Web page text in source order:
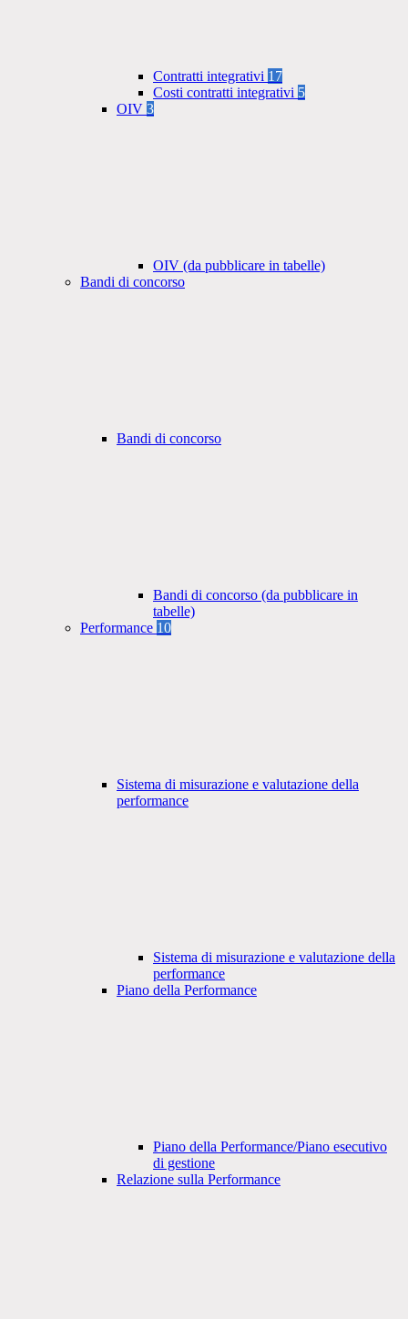
Contratti integrativi 17
Costi contratti integrativi 5
OIV 3
OIV (da pubblicare in tabelle)
Bandi di concorso
Bandi di concorso
Bandi di concorso (da pubblicare in
tabelle)
Performance 10
Sistema di misurazione e valutazione della
performance
Sistema di misurazione e valutazione della
performance
Piano della Performance
Piano della Performance/Piano esecutivo
di gestione
Relazione sulla Performance